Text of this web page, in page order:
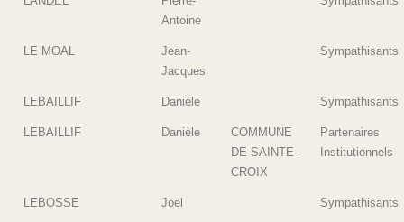
Antoine
LE MOAL
Jean-
Jacques
Sympathisants
LEBAILLIF Danièle Sympathisants
LEBAILLIF Danièle
COMMUNE
DE SAINTE-
CROIX
Partenaires
Institutionnels
LEBOSSE Joël Sympathisants